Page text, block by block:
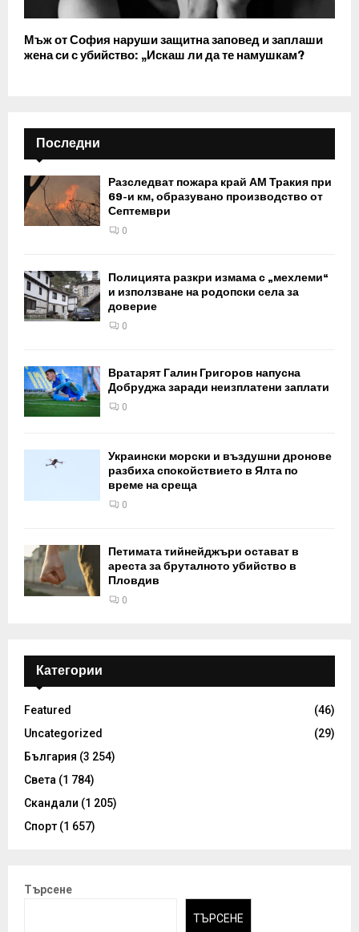
Мъж от София наруши защитна заповед и заплаши
жена си с убийство: „Искаш ли да те намушкам?
Последни
Разследват пожара край АМ Тракия при
69-и км, образувано производство от
Септември
0
Полицията разкри измама с „мехлеми“
и използване на родопски села за
доверие
0
Вратарят Галин Григоров напусна
Добруджа заради неизплатени заплати
0
Украински морски и въздушни дронове
разбиха спокойствието в Ялта по
време на среща
0
Петимата тийнейджъри остават в
ареста за бруталното убийство в
Пловдив
0
Категории
Featured
(46)
Uncategorized
(29)
България (3 254)
Света (1 784)
Скандали (1 205)
Спорт (1 657)
Търсене
ТЪРСЕНЕ